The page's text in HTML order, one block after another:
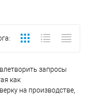
запросы
как
на производстве,